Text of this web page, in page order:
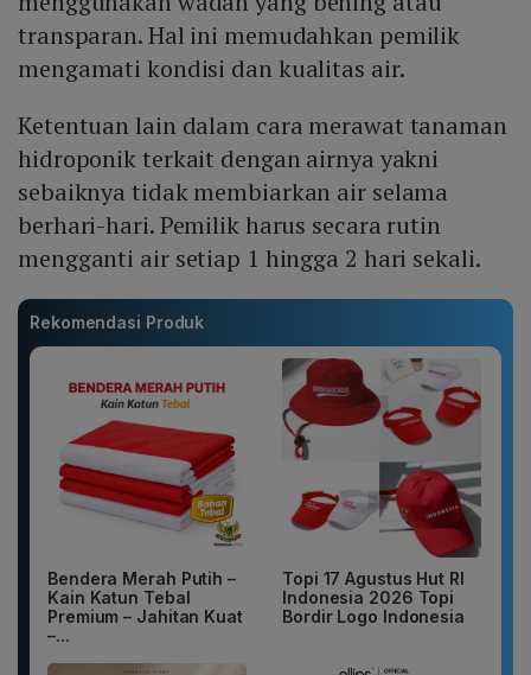
transparan. Hal ini memudahkan pemilik
mengamati kondisi dan kualitas air.
Ketentuan lain dalam cara merawat tanaman
hidroponik terkait dengan airnya yakni
sebaiknya tidak membiarkan air selama
berhari-hari. Pemilik harus secara rutin
mengganti air setiap 1 hingga 2 hari sekali.
Rekomendasi Produk
Bendera Merah Putih –
Kain Katun Tebal
Premium – Jahitan Kuat
–...
Topi 17 Agustus Hut RI
Indonesia 2026 Topi
Bordir Logo Indonesia